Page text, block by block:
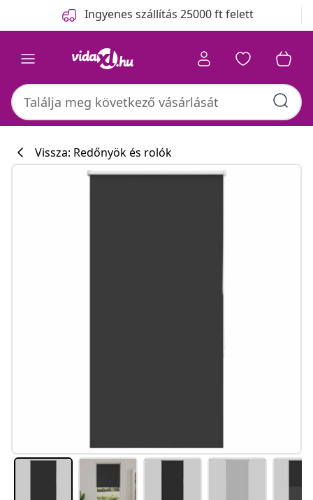
Ingyenes szállítás 25000 ft felett
Vissza: Redőnyök és rolók